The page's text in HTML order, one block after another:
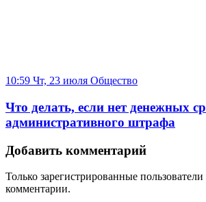
10:59 Чт, 23 июля Общество
Что делать, если нет денежных
административного штрафа
Добавить комментарий
Только зарегистрированные пользователи
комментарии.